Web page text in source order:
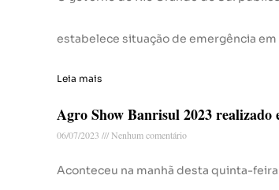
estabelece situação de emergência
Leia mais
Agro Show Banrisul 2023 realizado
06/07/2023 Nenhum comentário
Aconteceu na manhã desta quinta-